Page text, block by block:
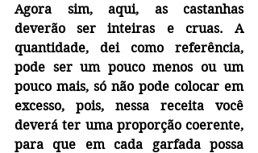
Agora sim, aqui, as castanhas
deverão ser inteiras e cruas. A
quantidade, dei como referência,
pode ser um pouco menos ou um
pouco mais, só não pode colocar em
excesso, pois, nessa receita você
deverá ter uma proporção coerente,
para que em cada garfada possa